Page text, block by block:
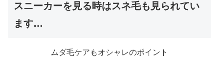
スニーカーを見る時はスネ毛も見られてい
ます…
ムダ毛ケアもオシャレのポイント